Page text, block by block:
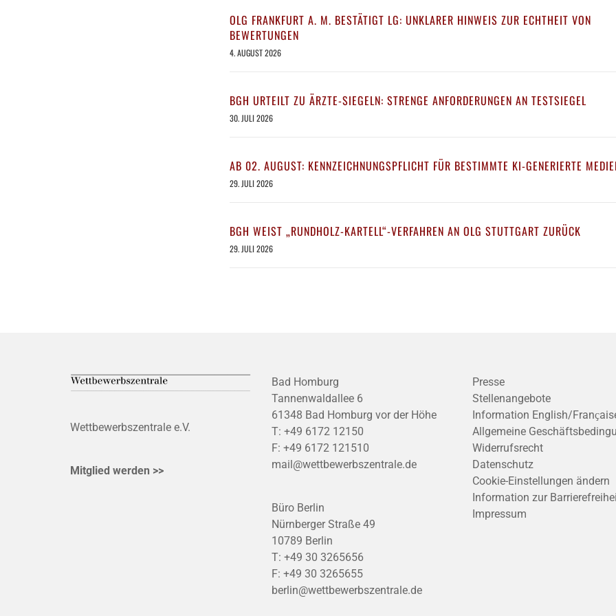
OLG FRANKFURT A. M. BESTÄTIGT LG: UNKLARER HINWEIS ZUR ECHTHEIT VON
BEWERTUNGEN
4. AUGUST 2026
BGH URTEILT ZU ÄRZTE-SIEGELN: STRENGE ANFORDERUNGEN AN TESTSIEGEL
30. JULI 2026
AB 02. AUGUST: KENNZEICHNUNGSPFLICHT FÜR BESTIMMTE KI-GENERIERTE
29. JULI 2026
BGH WEIST „RUNDHOLZ-KARTELL“-VERFAHREN AN OLG STUTTGART ZURÜCK
29. JULI 2026
Wettbewerbszentrale e.V.
Mitglied werden >>
Bad Homburg
Tannenwaldallee 6
61348 Bad Homburg vor der Höhe
T: +49 6172 12150
F: +49 6172 121510
mail@wettbewerbszentrale.de
Büro Berlin
Nürnberger Straße 49
10789 Berlin
T: +49 30 3265656
F: +49 30 3265655
berlin@wettbewerbszentrale.de
Presse
Stellenangebote
Information English/
Allgemeine
Widerrufsrecht
Datenschutz
Cookie-Einstellungen ändern
Information zur
Impressum